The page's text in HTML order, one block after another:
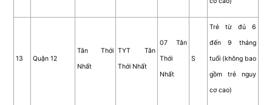
13 Quận 12
Tân Thới
Nhất
TYT Tân
Thới Nhất
07 Tân
Thới
Nhất
S
Trẻ từ đủ 6
đến 9 tháng
tuổi (không bao
gồm trẻ nguy
cơ cao)